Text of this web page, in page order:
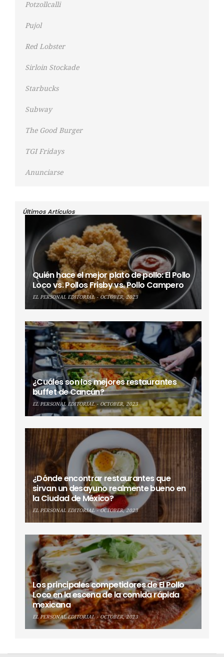
Potzollcalli
Pujol
Red Lobster
Sirloin Stockade
Starbucks
Subway
The Good Burger
TGI Fridays
Anunciarse
Últimos Artículos
Quién hace el mejor plato de pollo: El Pollo
Loco vs. Pollos Frisby vs. Pollo Campero
EL PERSONAL EDITORIAL OCTOBER, 2023
¿Cuáles son los mejores restaurantes
buffet de Cancún?
EL PERSONAL EDITORIAL OCTOBER, 2023
¿Dónde encontrar restaurantes que
sirvan un desayuno realmente bueno en
la Ciudad de México?
EL PERSONAL EDITORIAL OCTOBER, 2023
Los principales competidores de El Pollo
Loco en la escena de la comida rápida
mexicana
EL PERSONAL EDITORIAL OCTOBER, 2023